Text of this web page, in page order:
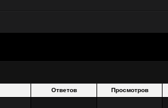
Ответов Просмотров